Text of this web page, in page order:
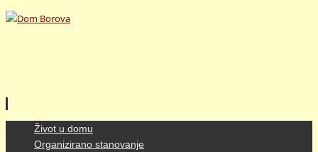
Život u domu
Organizirano stanovanje